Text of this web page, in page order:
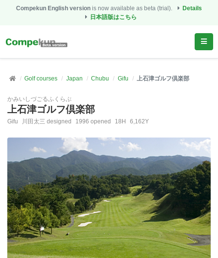
Compekun English version is now available as beta (trial).
Details
日本語版はこちら
Golf courses Japan Chubu Gifu 上石津ゴルフ倶楽部
かみいしづごるふくらぶ
上石津ゴルフ倶楽部
Gifu 川田太三 designed 1996 opened 18H 6,162Y